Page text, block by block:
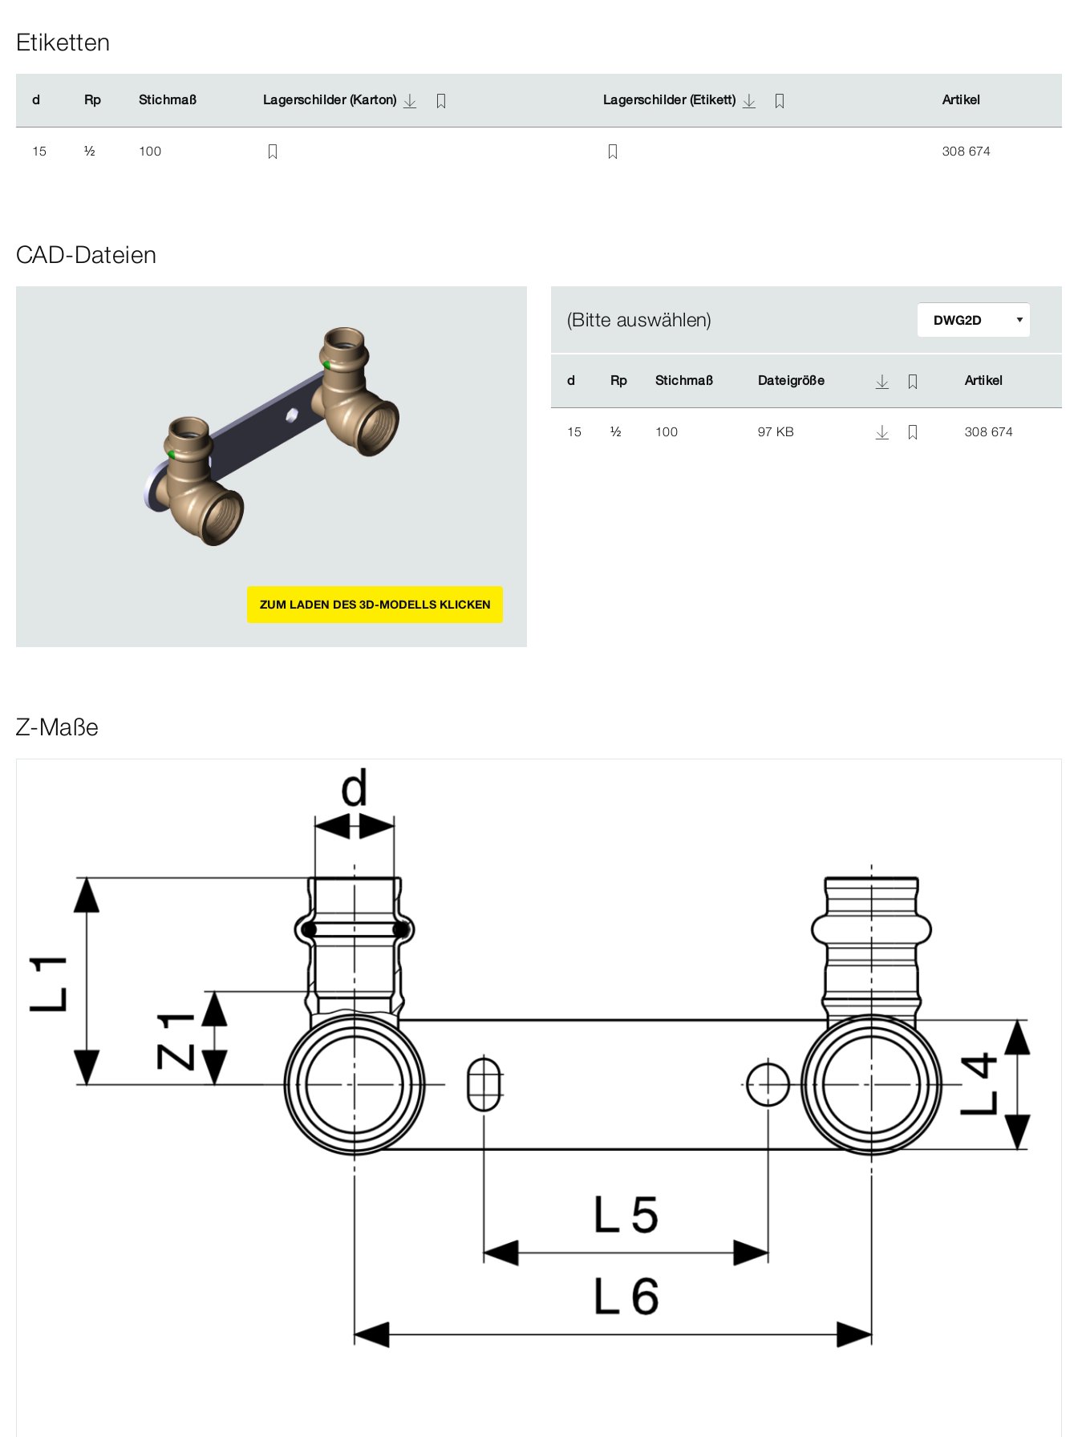
Etiketten
d Rp Stichmaß Lagerschilder (Karton) Lagerschilder (Etikett) Artikel
d Rp Stichmaß Lagerschilder (Karton) Lagerschilder (Etikett) Artikel
15 ½ 100 308 674
CAD-Dateien
ZUM LADEN DES 3D-MODELLS KLICKEN
(Bitte auswählen)
d Rp Stichmaß Dateigröße Artikel
d Rp Stichmaß Dateigröße Artikel
15 ½ 100 97 KB 308 674
Z-Maße